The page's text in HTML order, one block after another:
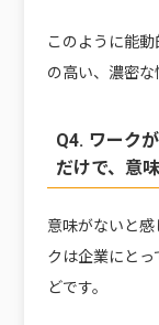
このように能
の高い、濃密な
Q4. ワーク
だけで、意
意味がないと
クは企業にと
どです。